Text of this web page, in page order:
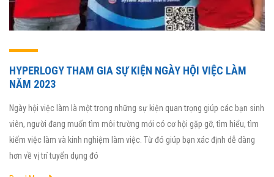
HYPERLOGY THAM GIA SỰ KIỆN NGÀY HỘI VIỆC LÀM
NĂM 2023
Ngày hội việc làm là một trong những sự kiện quan trọng giúp các bạn sinh
viên, người đang muốn tìm môi trường mới có cơ hội gặp gỡ, tìm hiểu, tìm
kiếm việc làm và kinh nghiệm làm việc. Từ đó giúp bạn xác định dễ dàng
hơn về vị trí tuyển dụng đó